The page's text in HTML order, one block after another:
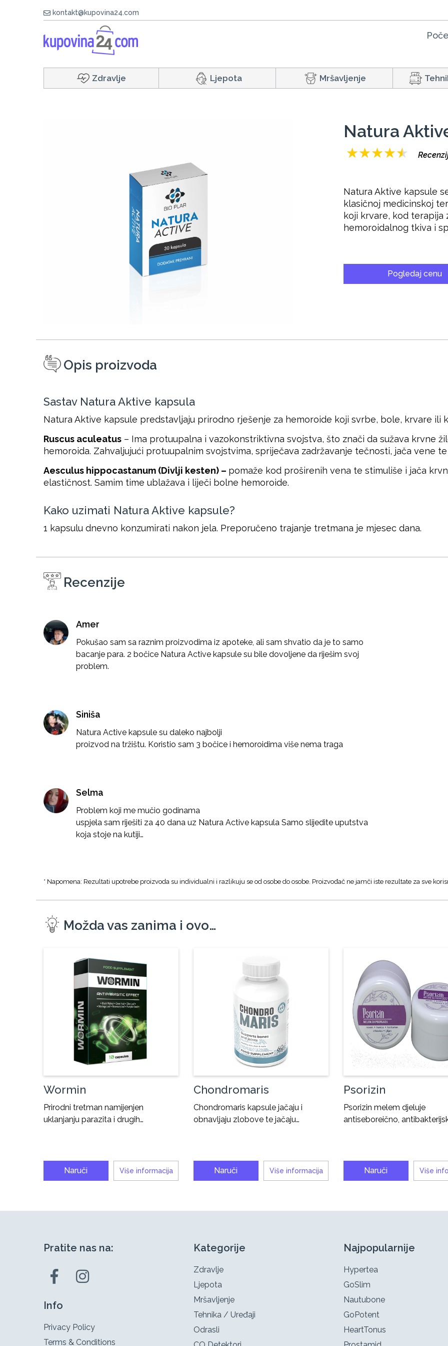
kontakt@kupovina24.com
Zdravlje Ljepota Mršavljenje
Natura
★★★★★
Natura Aktive kapsule
klasičnoj medicinskoj
koji krvare, kod terapija
hemoroidalnog tkiva i
Pogledaj cenu
Opis proizvoda
Sastav Natura Aktive kapsula
Natura Aktive kapsule predstavljaju prirodno rješenje za hemoroide koji svrbe, bole, krvare ili
Ruscus aculeatus – Ima protuupalna i vazokonstriktivna svojstva, što znači da sužava krvne
hemoroida. Zahvaljujući protuupalnim svojstvima, spriječava zadržavanje tečnosti, jača vene
Aesculus hippocastanum (Divlji kesten) – pomaže kod proširenih vena te stimuliše i jača
elastičnost. Samim time ublažava i liječi bolne hemoroide.
Kako uzimati Natura Aktive kapsule?
1 kapsulu dnevno konzumirati nakon jela. Preporučeno trajanje tretmana je mjesec dana.
Recenzije
Amer
Pokušao sam sa raznim proizvodima iz apoteke, ali sam shvatio da je to samo
bacanje para. 2 bočice Natura Active kapsule su bile dovoljene da riješim svoj
problem.
Siniša
Natura Active kapsule su daleko najbolji
proizvod na tržištu. Koristio sam 3 bočice i hemoroidima više nema traga
Selma
Problem koji me mučio godinama
uspjela sam riješiti za 40 dana uz Natura Active kapsula Samo slijedite uputstva
koja stoje na kutiji…
* Napomena: Rezultati upotrebe proizvoda su individualni i razlikuju se od osobe do osobe. Proizvođač ne jamči iste rezultate za sve
Možda vas zanima i ovo…
Wormin
Prirodni tretman namijenjen
uklanjanju parazita i drugih…
Naruči Više informacija
Chondromaris
Chondromaris kapsule jačaju i
obnavljaju zlobove te jačaju…
Naruči Više informacija
Psorizin
Psorizin melem djeluje
antiseboreično,
Naruči Više
Pratite nas na:
Info
Privacy Policy
Terms & Conditions
Kategorije
Zdravlje
Ljepota
Mršavljenje
Tehnika / Uređaji
Odrasli
Najpopularnije
Hypertea
GoSlim
Nautubone
GoPotent
HeartTonus